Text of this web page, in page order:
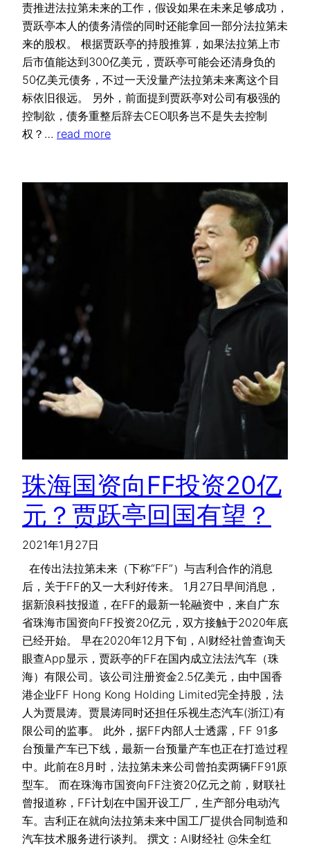
责推进法拉第未来的工作，假设如果在未来足够成功，
贾跃亭本人的债务清偿的同时还能拿回一部分法拉第未
来的股权。 根据贾跃亭的持股推算，如果法拉第上市
后市值能达到300亿美元，贾跃亭可能会还清身负的
50亿美元债务，不过一天没量产法拉第未来离这个目
标依旧很远。 另外，前面提到贾跃亭对公司有极强的
控制欲，债务重整后辞去CEO职务岂不是失去控制
权？… read more
珠海国资向FF投资20亿
元？贾跃亭回国有望？
2021年1月27日
在传出法拉第未来（下称“FF”）与吉利合作的消息
后，关于FF的又一大利好传来。 1月27日早间消息，
据新浪科技报道，在FF的最新一轮融资中，来自广东
省珠海市国资向FF投资20亿元，双方接触于2020年底
已经开始。 早在2020年12月下旬，AI财经社曾查询天
眼查App显示，贾跃亭的FF在国内成立法法汽车（珠
海）有限公司。该公司注册资金2.5亿美元，由中国香
港企业FF Hong Kong Holding Limited完全持股，法
人为贾晨涛。贾晨涛同时还担任乐视生态汽车(浙江)有
限公司的监事。 此外，据FF内部人士透露，FF 91多
台预量产车已下线，最新一台预量产车也正在打造过程
中。此前在8月时，法拉第未来公司曾拍卖两辆FF91原
型车。 而在珠海市国资向FF注资20亿元之前，财联社
曾报道称，FF计划在中国开设工厂，生产部分电动汽
车。吉利正在就向法拉第未来中国工厂提供合同制造和
汽车技术服务进行谈判。 撰文：AI财经社 @朱全红